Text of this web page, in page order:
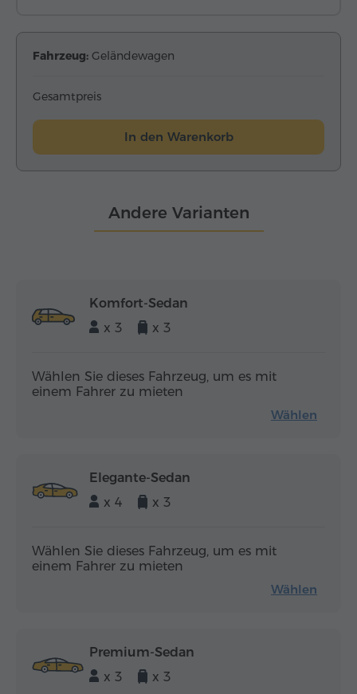
Fahrzeug: Geländewagen
Gesamtpreis
In den Warenkorb
Andere Varianten
Komfort-Sedan
x 3
x 3
Wählen Sie dieses Fahrzeug, um es mit
einem Fahrer zu mieten
Wählen
Elegante-Sedan
x 4
x 3
Wählen Sie dieses Fahrzeug, um es mit
einem Fahrer zu mieten
Wählen
Premium-Sedan
x 3
x 3